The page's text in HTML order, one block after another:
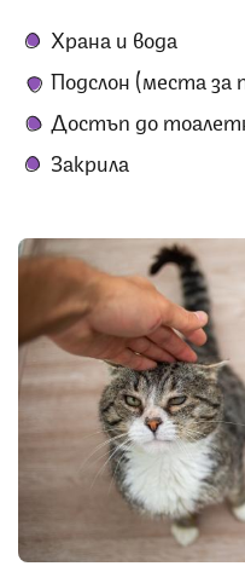
Храна и вода
Подслон (места за
Достъп до
Закрила